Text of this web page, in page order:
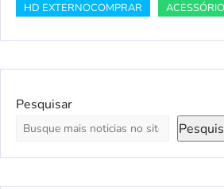
HD EXTERNOCOMPRAR
Pesquisar